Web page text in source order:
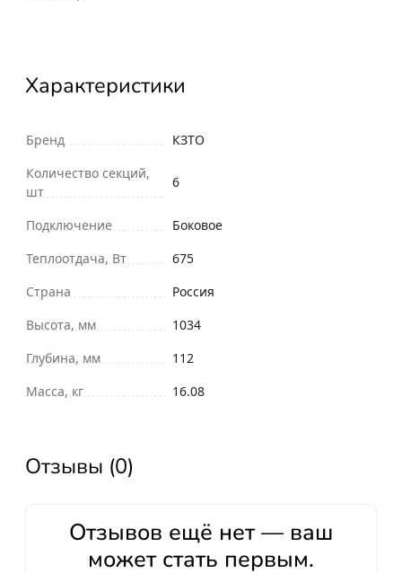
Характеристики
Бренд
КЗТО
Количество секций,
шт
6
Подключение
Боковое
Теплоотдача, Вт
675
Страна
Россия
Высота, мм
1034
Глубина, мм
112
Масса, кг
16.08
Отзывы (0)
Отзывов ещё нет — ваш
может стать первым.